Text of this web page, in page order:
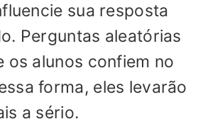
sua resposta
Perguntas aleatórias
os alunos confiem no
forma, eles levarão
a sério.